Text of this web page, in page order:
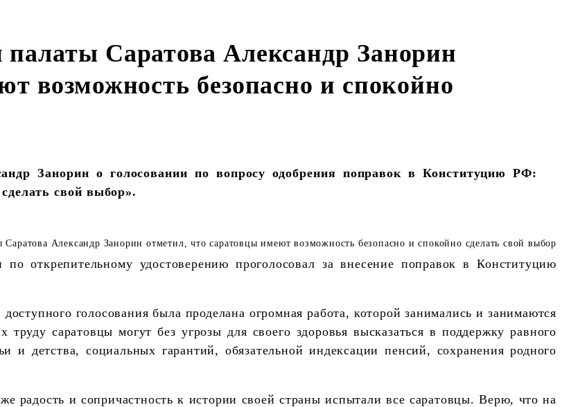
Саратова Александр Занорин
возможность безопасно и спокойно
Занорин о голосовании по вопросу одобрения поправок в Конституцию РФ:
свой выбор».
открепительному удостоверению проголосовал за внесение поправок в Конституцию
голосования была проделана огромная работа, которой занимались и занимаются
саратовцы могут без угрозы для своего здоровья высказаться в поддержку равного
детства, социальных гарантий, обязательной индексации пенсий, сохранения родного
радость и сопричастность к истории своей страны испытали все саратовцы. Верю, что на